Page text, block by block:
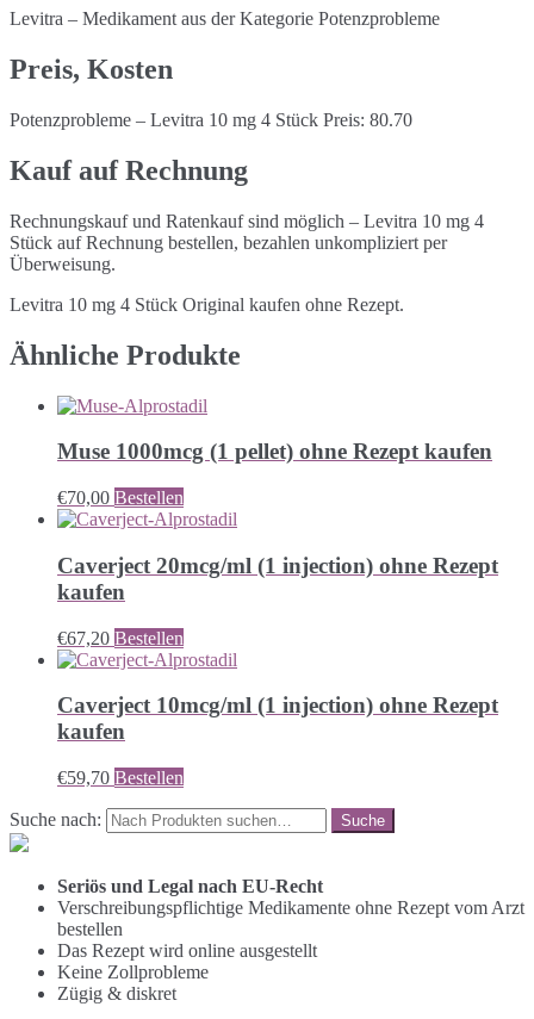
Levitra – Medikament aus der Kategorie Potenzprobleme
Preis, Kosten
Potenzprobleme – Levitra 10 mg 4 Stück Preis: 80.70
Kauf auf Rechnung
Rechnungskauf und Ratenkauf sind möglich – Levitra 10 mg 4
Stück auf Rechnung bestellen, bezahlen unkompliziert per
Überweisung.
Levitra 10 mg 4 Stück Original kaufen ohne Rezept.
Ähnliche Produkte
Muse 1000mcg (1 pellet) ohne Rezept kaufen
€70,00 Bestellen
Caverject 20mcg/ml (1 injection) ohne Rezept
kaufen
€67,20 Bestellen
Caverject 10mcg/ml (1 injection) ohne Rezept
kaufen
€59,70 Bestellen
Suche nach:
Seriös und Legal nach EU-Recht
Verschreibungspflichtige Medikamente ohne Rezept vom Arzt
bestellen
Das Rezept wird online ausgestellt
Keine Zollprobleme
Zügig & diskret